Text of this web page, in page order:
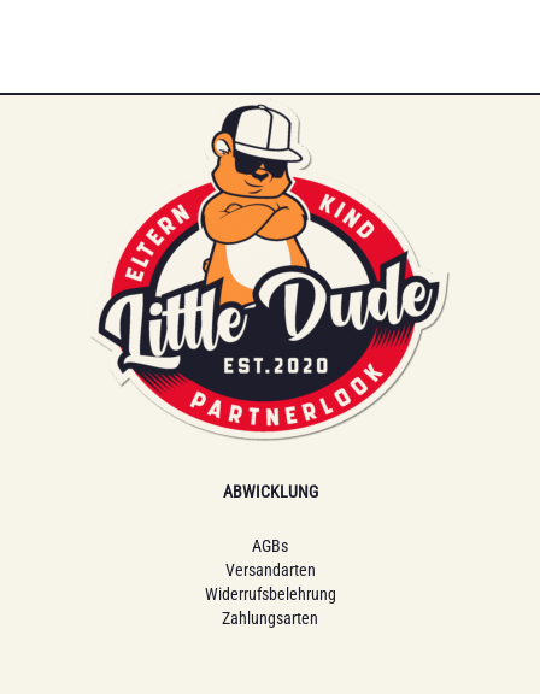
ABWICKLUNG
AGBs
Versandarten
Widerrufsbelehrung
Zahlungsarten